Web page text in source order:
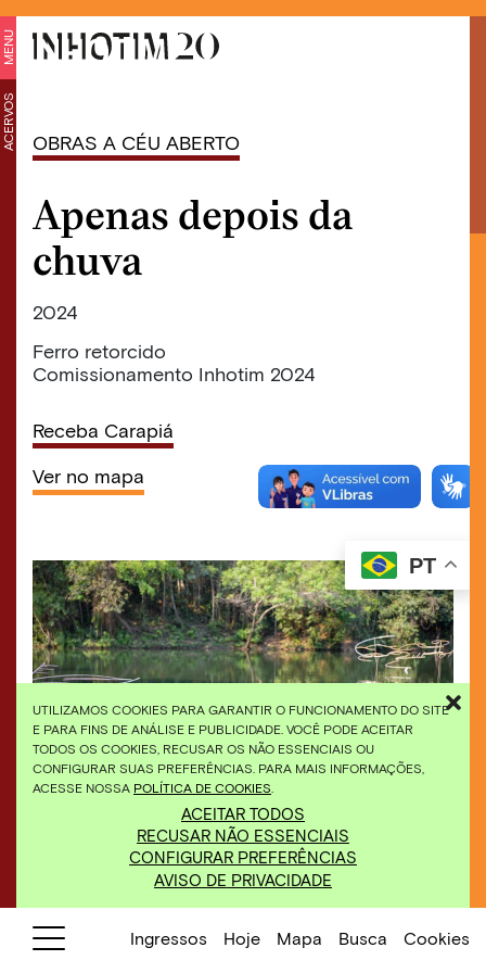
UTILIZAMOS COOKIES PARA GARANTIR O FUNCIONAMENTO DO SITE
E PARA FINS DE ANÁLISE E PUBLICIDADE. VOCÊ PODE ACEITAR
TODOS OS COOKIES, RECUSAR OS NÃO ESSENCIAIS OU
CONFIGURAR SUAS PREFERÊNCIAS. PARA MAIS INFORMAÇÕES,
ACESSE NOSSA POLÍTICA DE COOKIES
ACEITAR TODOS
RECUSAR NÃO ESSENCIAIS
CONFIGURAR PREFERÊNCIAS
AVISO DE PRIVACIDADE
MENU
ACERVOS OBRAS A CÉU ABERTO
Apenas depois da
chuva
2024
Ferro retorcido
Comissionamento Inhotim 2024
Receba Carapiá
Ver no mapa
Comissionada pelo Inhotim, a obra foi produzida
pela artísta junto a equipe do Atelie do Inhotim.
Foto: Ana Clara Martins.
PT
Ingressos Hoje Mapa Busca Cookies